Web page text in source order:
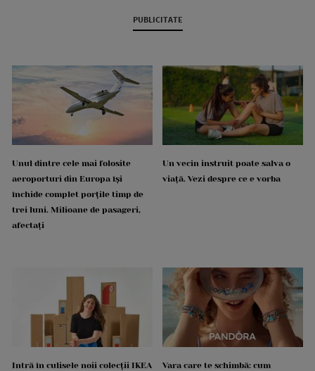
PUBLICITATE
Unul dintre cele mai folosite
aeroporturi din Europa își
închide complet porțile timp de
trei luni. Milioane de pasageri,
afectați
Un vecin instruit poate salva o
viață. Vezi despre ce e vorba
Intră în culisele noii colecții IKEA
Vara care te schimbă: cum